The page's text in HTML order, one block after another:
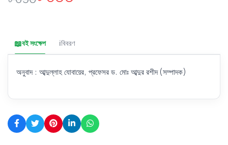
বই সংক্ষেপ বিবরণ
অনুবাদ : আব্দুল্লাহ যোবায়ের, প্রফেসর ড. মোঃ আব্দুর রশীদ (সম্পাদক)